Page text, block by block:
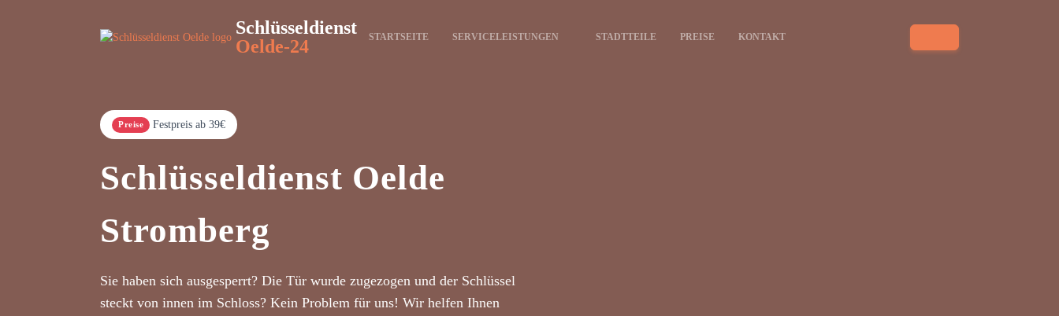
Schlüsseldienst
Oelde-24
STARTSEITE SERVICELEISTUNGEN STADTTEILE PREISE KONTAKT
Preise Festpreis ab 39€
Schlüsseldienst Oelde
Stromberg
Sie haben sich ausgesperrt? Die Tür wurde zugezogen und der Schlüssel
steckt von innen im Schloss? Kein Problem für uns! Wir helfen Ihnen